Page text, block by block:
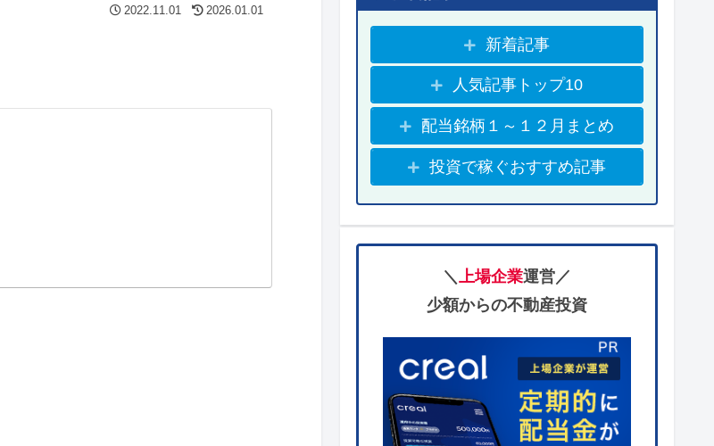
2022.11.01 2026.01.01
新着記事
人気記事トップ10
配当銘柄１～１２月まとめ
投資で稼ぐおすすめ記事
＼上場企業運営／
少額からの不動産投資